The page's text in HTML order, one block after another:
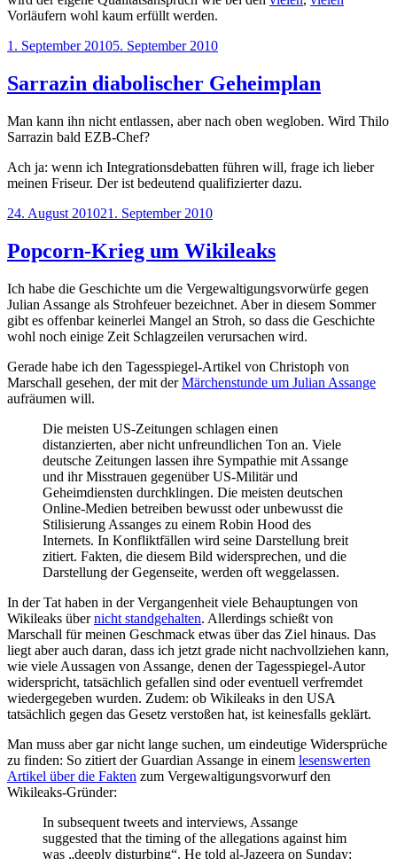
Vorläufern wohl kaum erfüllt werden.
Veröffentlicht
1. September 20105. September 2010
Sarrazin diabolischer Geheimplan
Man kann ihn nicht entlassen, aber nach oben wegloben. Wird Thilo
Sarrazin bald EZB-Chef?
Ach ja: wenn ich Integrationsdebatten führen will, frage ich lieber
meinen Friseur. Der ist bedeutend qualifizierter dazu.
Veröffentlicht
24. August 201021. September 2010
Popcorn-Krieg um Wikileaks
Ich habe die Geschichte um die Vergewaltigungsvorwürfe gegen
Julian Assange als Strohfeuerbezeichnet. Aber in diesem Sommer
gibt es offenbar keinerlei Mangel an Stroh, so dass die Geschichte
wohl noch einige Zeit Schlagzeilen verursachen wird.
Gerade habe ich den Tagesspiegel-Artikel von Christoph von
Marschall gesehen, der mit derMärchenstunde um Julian Assange
aufräumen will.
Die meisten US-Zeitungen schlagen einen
distanzierten, aber nicht unfreundlichen Ton an. Viele
deutsche Zeitungen lassen ihre Sympathie mit Assange
und ihr Misstrauen gegenüber US-Militär und
Geheimdiensten durchklingen. Die meisten deutschen
Online-Medien betreiben bewusst oder unbewusst die
Stilisierung Assanges zu einem Robin Hood des
Internets. In Konfliktfällen wird seine Darstellung breit
zitiert. Fakten, die diesem Bild widersprechen, und die
Darstellung der Gegenseite, werden oft weggelassen.
In der Tat haben in der Vergangenheit viele Behauptungen von
Wikileaks übernicht standgehalten. Allerdings schießt von
Marschall für meinen Geschmack etwas über das Ziel hinaus. Das
liegt aber auch daran, dass ich jetzt grade nicht nachvollziehen kann,
wie viele Aussagen von Assange, denen der Tagesspiegel-Autor
widerspricht, tatsächlich gefallen sind oder eventuell verfremdet
wiedergegeben wurden. Zudem: ob Wikileaks in den USA
tatsächlich gegen das Gesetz verstoßen hat, ist keinesfalls geklärt.
Man muss aber gar nicht lange suchen, um eindeutige Widersprüche
zu finden: So zitiert der Guardian Assange in einem lesenswerten
Artikel über die Fakten zum Vergewaltigungsvorwurf den
Wikileaks-Gründer:
In subsequent tweets and interviews, Assange
suggested that the timing of the allegations against him
was „deeply disturbing“. He told al-Jazeera on Sunday: